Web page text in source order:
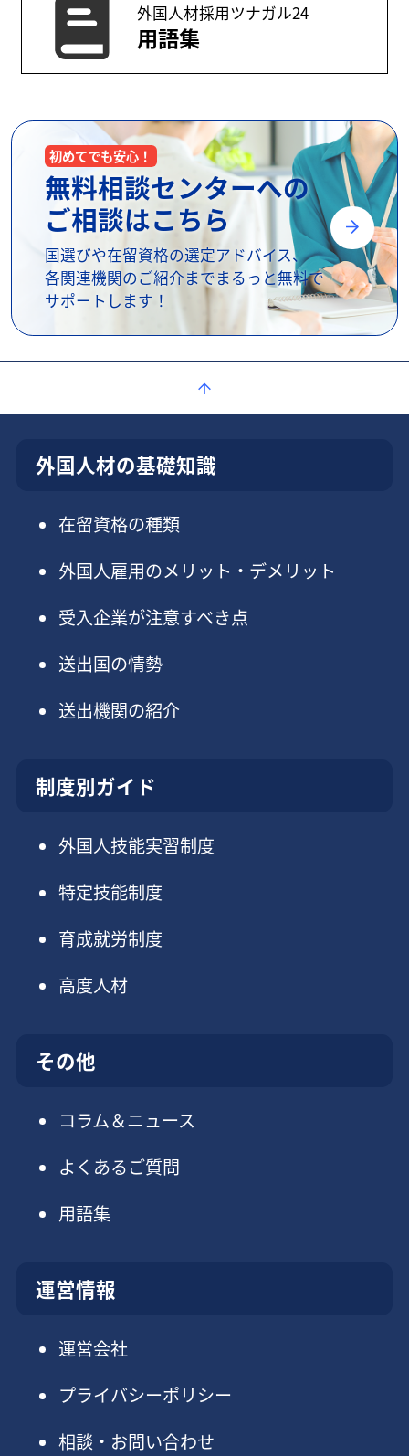
外国人材採用ツナガル24
用語集
初めてでも安心！
無料相談センターへの
ご相談はこちら
国選びや在留資格の選定アドバイス、
各関連機関のご紹介までまるっと無料で
サポートします！
外国人材の基礎知識
在留資格の種類
外国人雇用のメリット・デメリット
受入企業が注意すべき点
送出国の情勢
送出機関の紹介
制度別ガイド
外国人技能実習制度
特定技能制度
育成就労制度
高度人材
その他
コラム＆ニュース
よくあるご質問
用語集
運営情報
運営会社
プライバシーポリシー
相談・お問い合わせ